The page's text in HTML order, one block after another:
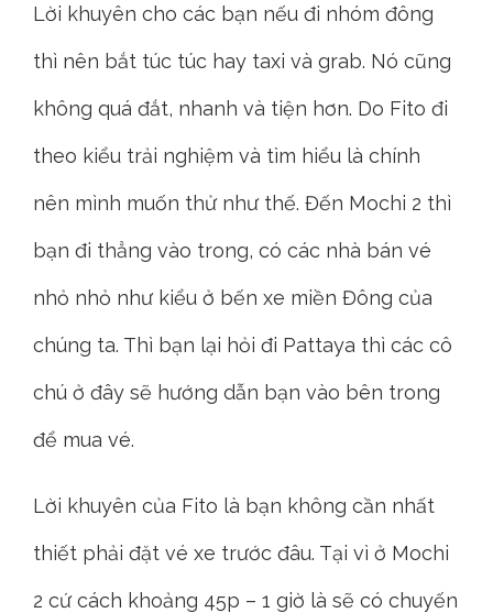
Lời khuyên cho các bạn nếu đi nhóm đông
thì nên bắt túc túc hay taxi và grab. Nó cũng
không quá đắt, nhanh và tiện hơn. Do Fito đi
theo kiểu trải nghiệm và tìm hiểu là chính
nên mình muốn thử như thế. Đến Mochi 2 thì
bạn đi thẳng vào trong, có các nhà bán vé
nhỏ nhỏ như kiểu ở bến xe miền Đông của
chúng ta. Thì bạn lại hỏi đi Pattaya thì các cô
chú ở đây sẽ hướng dẫn bạn vào bên trong
để mua vé.
Lời khuyên của Fito là bạn không cần nhất
thiết phải đặt vé xe trước đâu. Tại vì ở Mochi
2 cứ cách khoảng 45p – 1 giờ là sẽ có chuyến